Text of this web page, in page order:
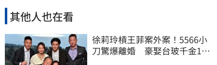
其他人也在看
徐莉玲槓王菲案外案！5566小
刀驚爆離婚 豪娶台玻千金14